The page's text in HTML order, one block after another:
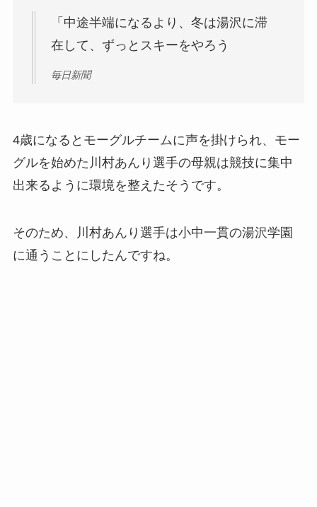
「中途半端になるより、冬は湯沢に滞
在して、ずっとスキーをやろう
毎日新聞
4歳になるとモーグルチームに声を掛けられ、モー
グルを始めた川村あんり選手の母親は競技に集中
出来るように環境を整えたそうです。
そのため、川村あんり選手は小中一貫の湯沢学園
に通うことにしたんですね。